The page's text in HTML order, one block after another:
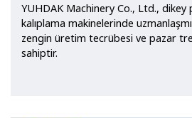
YUHDAK Machinery Co., Ltd., dikey
kalıplama makinelerinde
zengin üretim tecrübesi ve pazar
sahiptir.